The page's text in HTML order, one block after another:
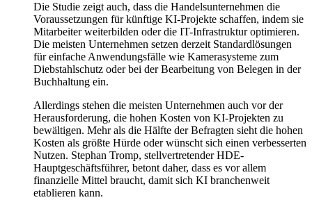
Die Studie zeigt auch, dass die Handelsunternehmen die
Voraussetzungen für künftige KI-Projekte schaffen, indem sie
Mitarbeiter weiterbilden oder die IT-Infrastruktur optimieren.
Die meisten Unternehmen setzen derzeit Standardlösungen
für einfache Anwendungsfälle wie Kamerasysteme zum
Diebstahlschutz oder bei der Bearbeitung von Belegen in der
Buchhaltung ein.
Allerdings stehen die meisten Unternehmen auch vor der
Herausforderung, die hohen Kosten von KI-Projekten zu
bewältigen. Mehr als die Hälfte der Befragten sieht die hohen
Kosten als größte Hürde oder wünscht sich einen verbesserten
Nutzen. Stephan Tromp, stellvertretender HDE-
Hauptgeschäftsführer, betont daher, dass es vor allem
finanzielle Mittel braucht, damit sich KI branchenweit
etablieren kann.